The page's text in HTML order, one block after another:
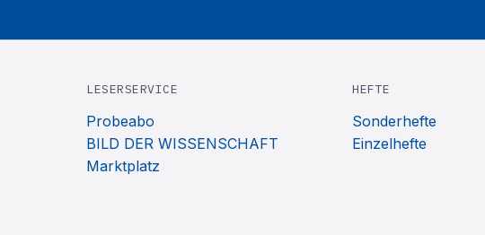
LESERSERVICE
Probeabo
BILD DER WISSENSCHAFT
Marktplatz
HEFTE
Sonderhefte
Einzelhefte